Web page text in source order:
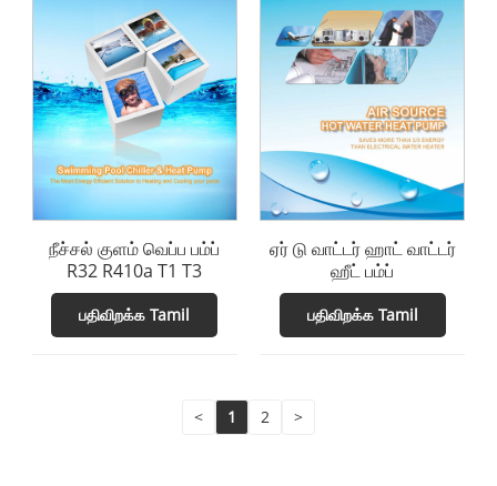
நீச்சல் குளம் வெப்ப பம்ப்
R32 R410a T1 T3
பதிவிறக்க Tamil
ஏர் டு வாட்டர் ஹாட் வாட்டர்
ஹீட் பம்ப்
பதிவிறக்க Tamil
< 1 2 >